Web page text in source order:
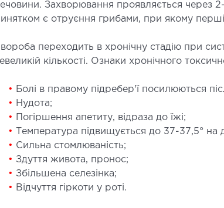
нейрохірургії
СУДИННА ХІРУРГІЯ
хірургія
Захворювання проявляється через
є отруєння грибами, при якому
переходить в хронічну стадію при
кількості. Ознаки хронічного
• Болі в правому підребер'ї посилюються
• Нудота;
•
Погіршення апетиту, відраза до їжі;
•
Температура підвищується до 37-37,5° на
• Сильна стомлюваність;
• Здуття живота, пронос;
• Збільшена селезінка;
• Відчуття гіркоти у роті.